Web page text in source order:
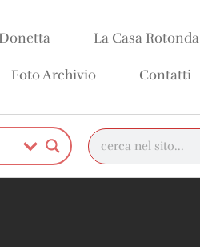
La Casa Rotonda
Foto Archivio Contatti